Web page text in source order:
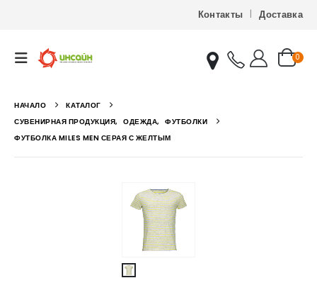
Контакты Доставка
0
НАЧАЛО
КАТАЛОГ
СУВЕНИРНАЯ ПРОДУКЦИЯ, ОДЕЖДА, ФУТБОЛКИ
ФУТБОЛКА MILES MEN СЕРАЯ С ЖЕЛТЫМ